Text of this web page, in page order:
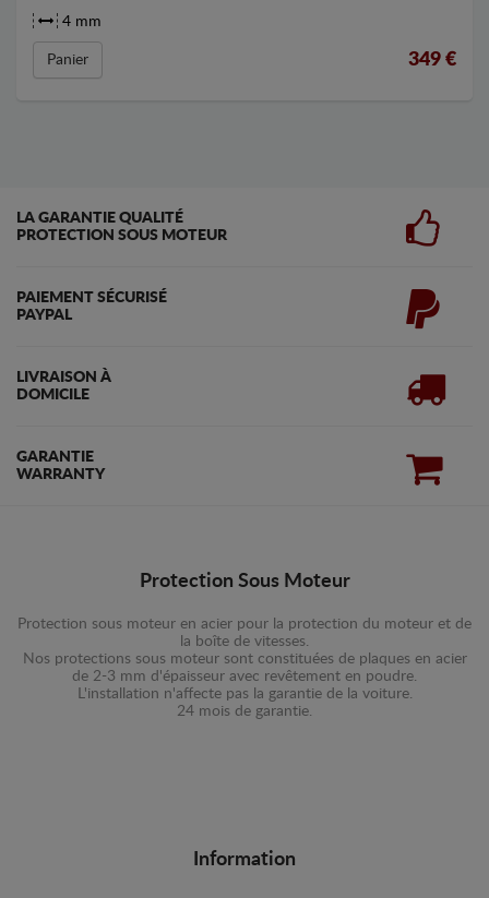
4 mm
Panier 349 €
LA GARANTIE QUALITÉ
PROTECTION SOUS MOTEUR
PAIEMENT SÉCURISÉ
PAYPAL
LIVRAISON À
DOMICILE
GARANTIE
WARRANTY
Protection Sous Moteur
Protection sous moteur en acier pour la protection du moteur et de
la boîte de vitesses.
Nos protections sous moteur sont constituées de plaques en acier
de 2-3 mm d'épaisseur avec revêtement en poudre.
L'installation n'affecte pas la garantie de la voiture.
24 mois de garantie.
Information